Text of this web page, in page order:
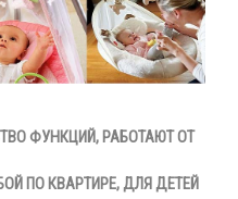
ФУНКЦИЙ, РАБОТАЮТ ОТ
ПО КВАРТИРЕ, ДЛЯ ДЕТЕЙ